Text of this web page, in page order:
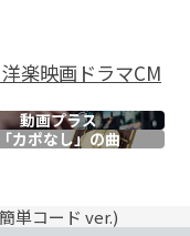
洋楽映画ドラマCM
動画プラス
「カポなし」の曲
単コード ver.)